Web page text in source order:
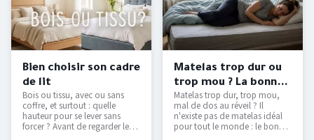
Bien choisir son cadre
de lit
Bois ou tissu, avec ou sans
coffre, et surtout : quelle
hauteur pour se lever sans
forcer ? Avant de regarder les
Matelas trop dur ou
trop mou ? La bonne
fermeté selon votre
morphologie
Matelas trop dur, trop mou,
mal de dos au réveil ? Il
n'existe pas de matelas idéal
pour tout le monde : le bon